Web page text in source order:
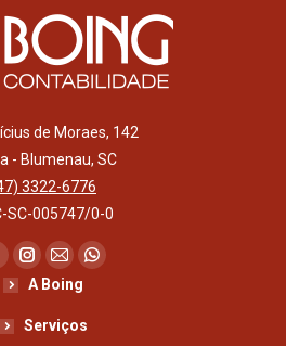
de Moraes, 142
- Blumenau, SC
3322-6776
SC-005747/0-0
page
opens
Instagram
page
opens
Mail
page
opens
Whatsapp
A Boing
Serviços